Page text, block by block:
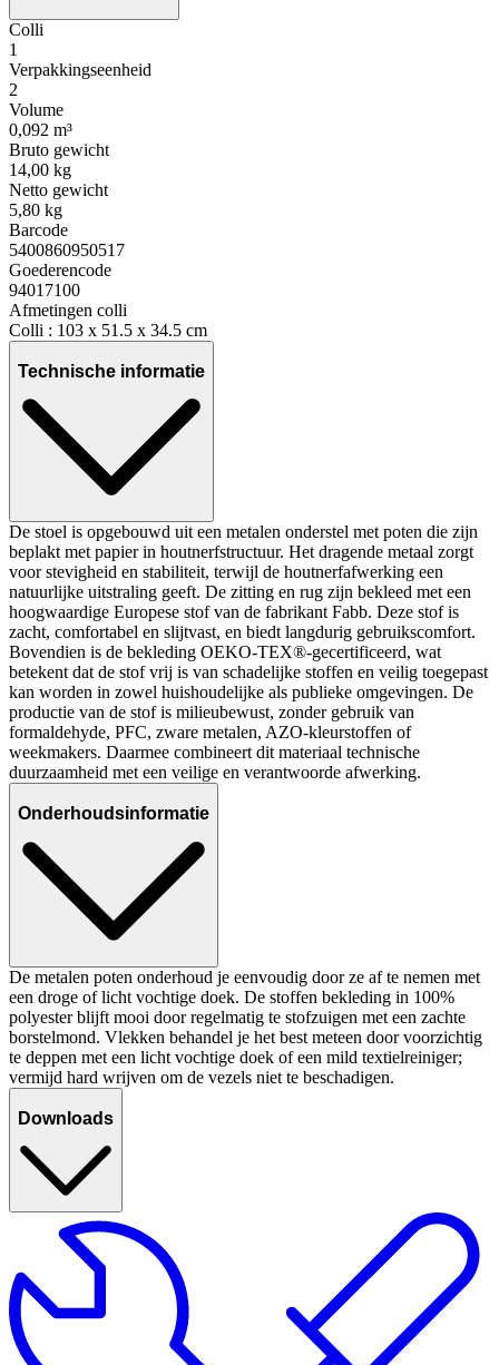
Colli
1
Verpakkingseenheid
2
Volume
0,092 m³
Bruto gewicht
14,00 kg
Netto gewicht
5,80 kg
Barcode
5400860950517
Goederencode
94017100
Afmetingen colli
Colli : 103 x 51.5 x 34.5 cm
Technische informatie
De stoel is opgebouwd uit een metalen onderstel met poten die zijn
beplakt met papier in houtnerfstructuur. Het dragende metaal zorgt
voor stevigheid en stabiliteit, terwijl de houtnerfafwerking een
natuurlijke uitstraling geeft. De zitting en rug zijn bekleed met een
hoogwaardige Europese stof van de fabrikant Fabb. Deze stof is
zacht, comfortabel en slijtvast, en biedt langdurig gebruikscomfort.
Bovendien is de bekleding OEKO-TEX®-gecertificeerd, wat
betekent dat de stof vrij is van schadelijke stoffen en veilig toegepast
kan worden in zowel huishoudelijke als publieke omgevingen. De
productie van de stof is milieubewust, zonder gebruik van
formaldehyde, PFC, zware metalen, AZO-kleurstoffen of
weekmakers. Daarmee combineert dit materiaal technische
duurzaamheid met een veilige en verantwoorde afwerking.
Onderhoudsinformatie
De metalen poten onderhoud je eenvoudig door ze af te nemen met
een droge of licht vochtige doek. De stoffen bekleding in 100%
polyester blijft mooi door regelmatig te stofzuigen met een zachte
borstelmond. Vlekken behandel je het best meteen door voorzichtig
te deppen met een licht vochtige doek of een mild textielreiniger;
vermijd hard wrijven om de vezels niet te beschadigen.
Downloads